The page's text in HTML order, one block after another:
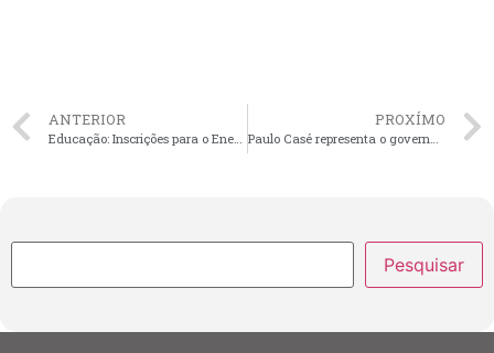
ANTERIOR
Educação: Inscrições para o Enem começam na próxima segunda-feira
PROXÍMO
Paulo Casé representa o governador Carlos Brandão em assinaturas de pactos do Governo Federal e o Consórcio Nordeste
Pesquisar